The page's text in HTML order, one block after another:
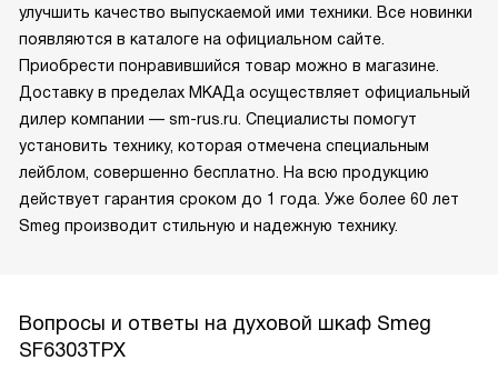
улучшить качество выпускаемой ими техники. Все новинки
появляются в каталоге на официальном сайте.
Приобрести понравившийся товар можно в магазине.
Доставку в пределах МКАДа осуществляет официальный
дилер компании — sm-rus.ru. Специалисты помогут
установить технику, которая отмечена специальным
лейблом, совершенно бесплатно. На всю продукцию
действует гарантия сроком до 1 года. Уже более 60 лет
Smeg производит стильную и надежную технику.
Вопросы и ответы на духовой шкаф Smeg
SF6303TPX